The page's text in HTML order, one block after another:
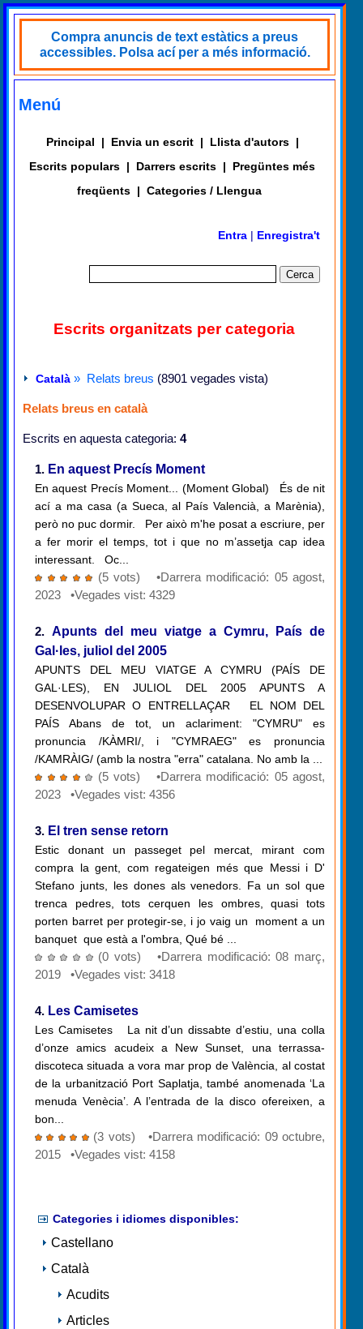
Compra anuncis de text estàtics a preus
accessibles. Polsa ací per a més informació.
Menú
Principal | Envia un escrit | Llista d'autors |
Escrits populars | Darrers escrits |
Pregüntes més
freqüents | Categories / Llengua
Entra | Enregistra't
Escrits organitzats per categoria
Català » Relats breus (8901 vegades vista)
Relats breus en català
Escrits en aquesta categoria: 4
1. En aquest Precís Moment
En aquest Precís Moment... (Moment Global) És de nit
ací a ma casa (a Sueca, al País Valencià, a Marènia),
però no puc dormir. Per això m'he posat a escriure, per
a fer morir el temps, tot i que no m’assetja cap idea
interessant. Oc...
(5 vots) •Darrera modificació: 05 agost,
2023 •Vegades vist: 4329
2. Apunts del meu viatge a Cymru, País de
Gal·les, juliol del 2005
APUNTS DEL MEU VIATGE A CYMRU (PAÍS DE
GAL·LES), EN JULIOL DEL 2005 APUNTS A
DESENVOLUPAR O ENTRELLAÇAR EL NOM DEL
PAÍS Abans de tot, un aclariment: "CYMRU" es
pronuncia /KÀMRI/, i "CYMRAEG" es pronuncia
/KAMRÀIG/ (amb la nostra "erra" catalana. No amb la ...
(5 vots) •Darrera modificació: 05 agost,
2023 •Vegades vist: 4356
3. El tren sense retorn
Estic donant un passeget pel mercat, mirant com
compra la gent, com regateigen més que Messi i D'
Stefano junts, les dones als venedors. Fa un sol que
trenca pedres, tots cerquen les ombres, quasi tots
porten barret per protegir-se, i jo vaig un moment a un
banquet que està a l'ombra, Qué bé ...
(0 vots) •Darrera modificació: 08 març,
2019 •Vegades vist: 3418
4. Les Camisetes
Les Camisetes La nit d’un dissabte d’estiu, una colla
d’onze amics acudeix a New Sunset, una terrassa-
discoteca situada a vora mar prop de València, al costat
de la urbanització Port Saplatja, també anomenada ‘La
menuda Venècia’. A l’entrada de la disco ofereixen, a
bon...
(3 vots) •Darrera modificació: 09 octubre,
2015 •Vegades vist: 4158
Categories i idiomes disponibles:
Castellano
Català
Acudits
Articles